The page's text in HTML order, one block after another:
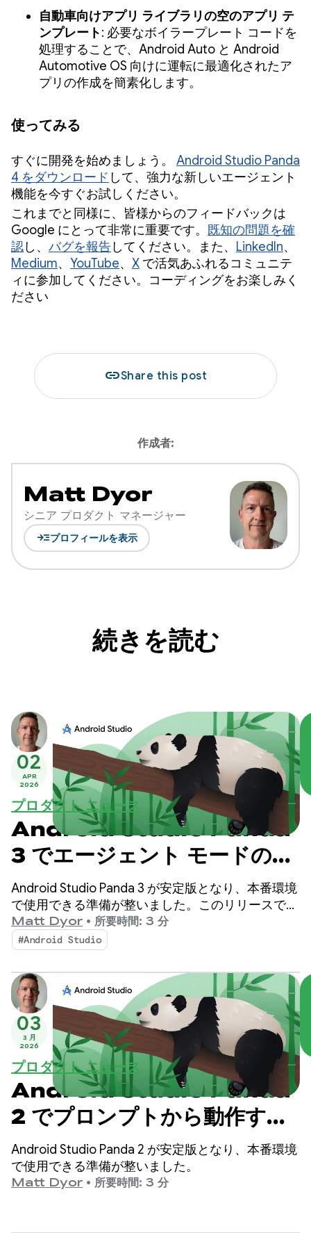
自動車向けアプリ ライブラリの空のアプリ テ
ンプレート: 必要なボイラープレート コードを
処理することで、Android Auto と Android
Automotive OS 向けに運転に最適化されたア
プリの作成を簡素化します。
使ってみる
すぐに開発を始めましょう。 Android Studio Panda
4 をダウンロード して、強力な新しいエージェント
機能を今すぐお試しください。
これまでと同様に、皆様からのフィードバックは
Google にとって非常に重要です。 既知の問題を確
認し、 バグを報告してください。また、 LinkedIn、
Medium、 YouTube、 X で活気あふれるコミュニテ
ィに参加してください。コーディングをお楽しみく
ださい
linkShare this post
作成者:
Matt Dyor
シニア プロダクト マネージャー
read_moreプロフィールを表示
続きを読む
02
APR
2026
プロダクト ニュース
Android Studio Panda
3 でエージェント モードのガ
イダンスと制御を強化
Android Studio Panda 3 が安定版となり、本番環境
で使用できる準備が整いました。このリリースで
は、AI を活用したワークフローをさらに細かく制御
し、カスタマイズできるようになり、高品質の
Android アプリをこれまで以上に簡単に構築できる
ようになります。
Matt Dyor • 所要時間: 3 分
#Android Studio
03
3 月
2026
プロダクト ニュース
Android Studio Panda
2 でプロンプトから動作する
プロトタイプを作成する
Android Studio Panda 2 が安定版となり、本番環境
で使用できる準備が整いました。
Matt Dyor • 所要時間: 3 分